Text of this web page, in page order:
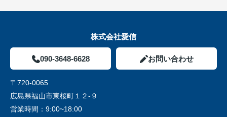
株式会社愛信
090-3648-6628 お問い合わせ
〒720-0065
広島県福山市東桜町１２-９
営業時間： 9:00~18:00